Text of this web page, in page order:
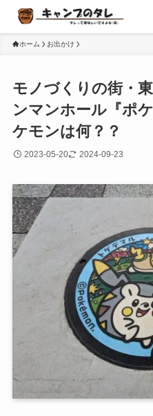
ホーム お出かけ
モノづくりの街・
ンマンホール『ポ
ケモンは何？？
2023-05-20 2024-09-23